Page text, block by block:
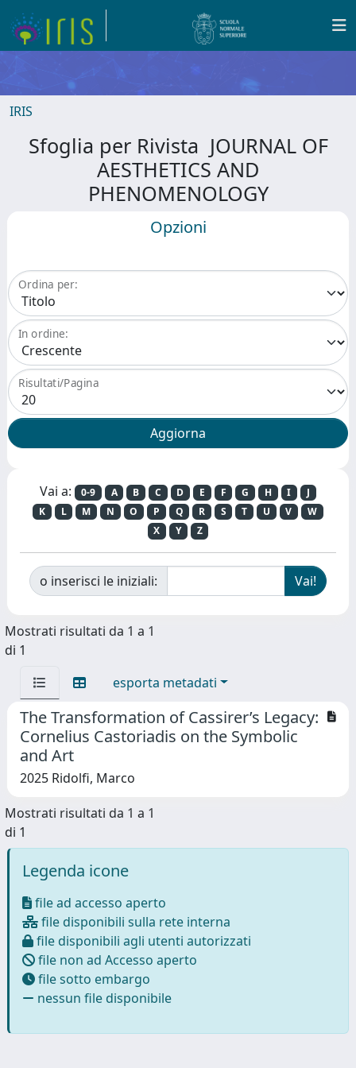
IRIS
Sfoglia per Rivista JOURNAL OF
AESTHETICS AND
PHENOMENOLOGY
Opzioni
Ordina per:
In ordine:
Risultati/Pagina
Vai a: 0-9 A B C D E F G H I
J
K
L M N O P Q R S T U V
W
X
Y Z
o inserisci le iniziali:
Mostrati risultati da 1 a 1
di 1
esporta metadati
The Transformation of Cassirer’s Legacy:
Cornelius Castoriadis on the Symbolic
and Art
2025 Ridolfi, Marco
Mostrati risultati da 1 a 1
di 1
Legenda icone
file ad accesso aperto
file disponibili sulla rete interna
file disponibili agli utenti autorizzati
file non ad Accesso aperto
file sotto embargo
nessun file disponibile